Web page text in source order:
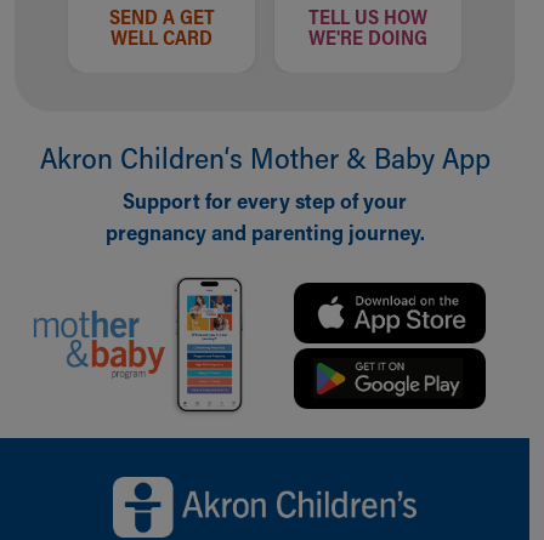
Injury Prevention
Medical Records
SEND A GET
WELL CARD
TELL US HOW
WE'RE DOING
Akron Children‘s Mother & Baby App
Support for every step of your
pregnancy and parenting journey.